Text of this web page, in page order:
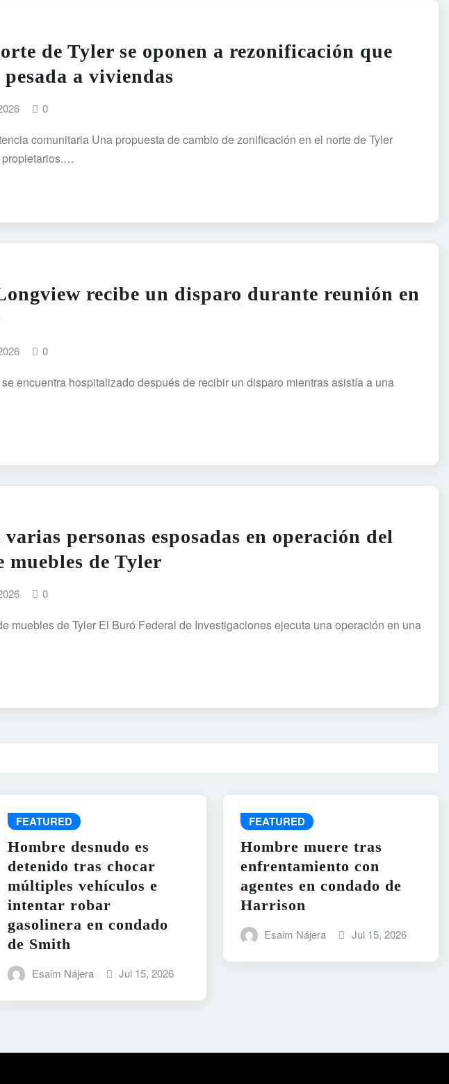
de Tyler se oponen a rezonificación que
a viviendas
0
comunitaria Una propuesta de cambio de zonificación en el norte de Tyler
propietarios.…
recibe un disparo durante reunión en
0
encuentra hospitalizado después de recibir un disparo mientras asistía a una
personas esposadas en operación del
muebles de Tyler
0
muebles de Tyler El Buró Federal de Investigaciones ejecuta una operación en una
FEATURED
Hombre desnudo es
detenido tras chocar
múltiples vehículos e
intentar robar
gasolinera en condado
de Smith
Esaim Nájera Jul 15, 2026
FEATURED
Hombre muere tras
enfrentamiento con
agentes en condado de
Harrison
Esaim Nájera Jul 15, 2026